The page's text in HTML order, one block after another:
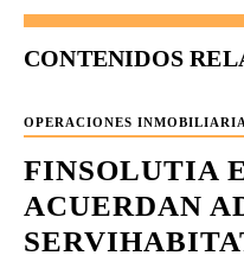
CONTENIDOS
OPERACIONES
FINSOLUTIA
ACUERDAN